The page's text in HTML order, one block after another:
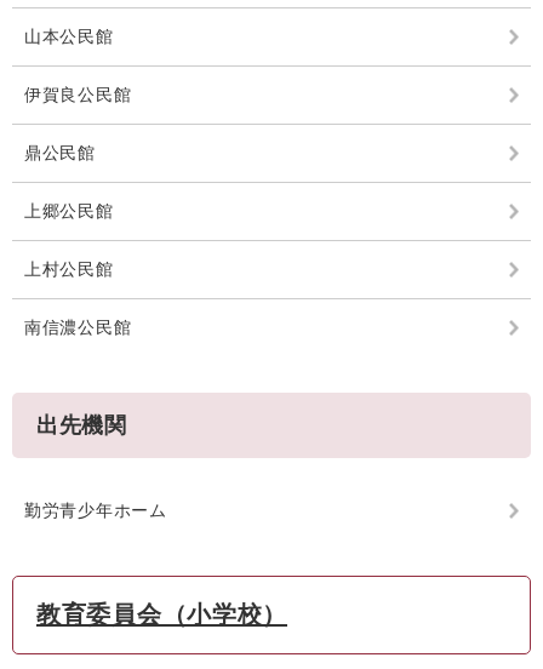
山本公民館
伊賀良公民館
鼎公民館
上郷公民館
上村公民館
南信濃公民館
出先機関
勤労青少年ホーム
教育委員会（小学校）